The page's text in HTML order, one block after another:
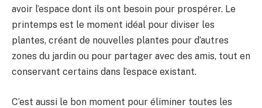
avoir l’espace dont ils ont besoin pour prospérer. Le
printemps est le moment idéal pour diviser les
plantes, créant de nouvelles plantes pour d’autres
zones du jardin ou pour partager avec des amis, tout en
conservant certains dans l’espace existant.
C’est aussi le bon moment pour éliminer toutes les